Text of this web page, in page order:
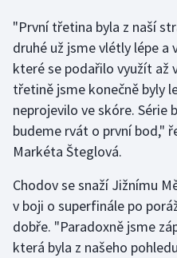
Florbal
Futsal
Golf
Gymnastika
Jezdectví
Judo
"První třetina byla z naší
druhé už jsme vlétly lépe a
které se podařilo využít až
třetině jsme konečně byly
neprojevilo ve skóre. Série
budeme rvát o první bod,"
Markéta Šteglová.
Chodov se snaží Jižnímu
v boji o superfinále po
dobře. "Paradoxně jsme
která byla z našeho